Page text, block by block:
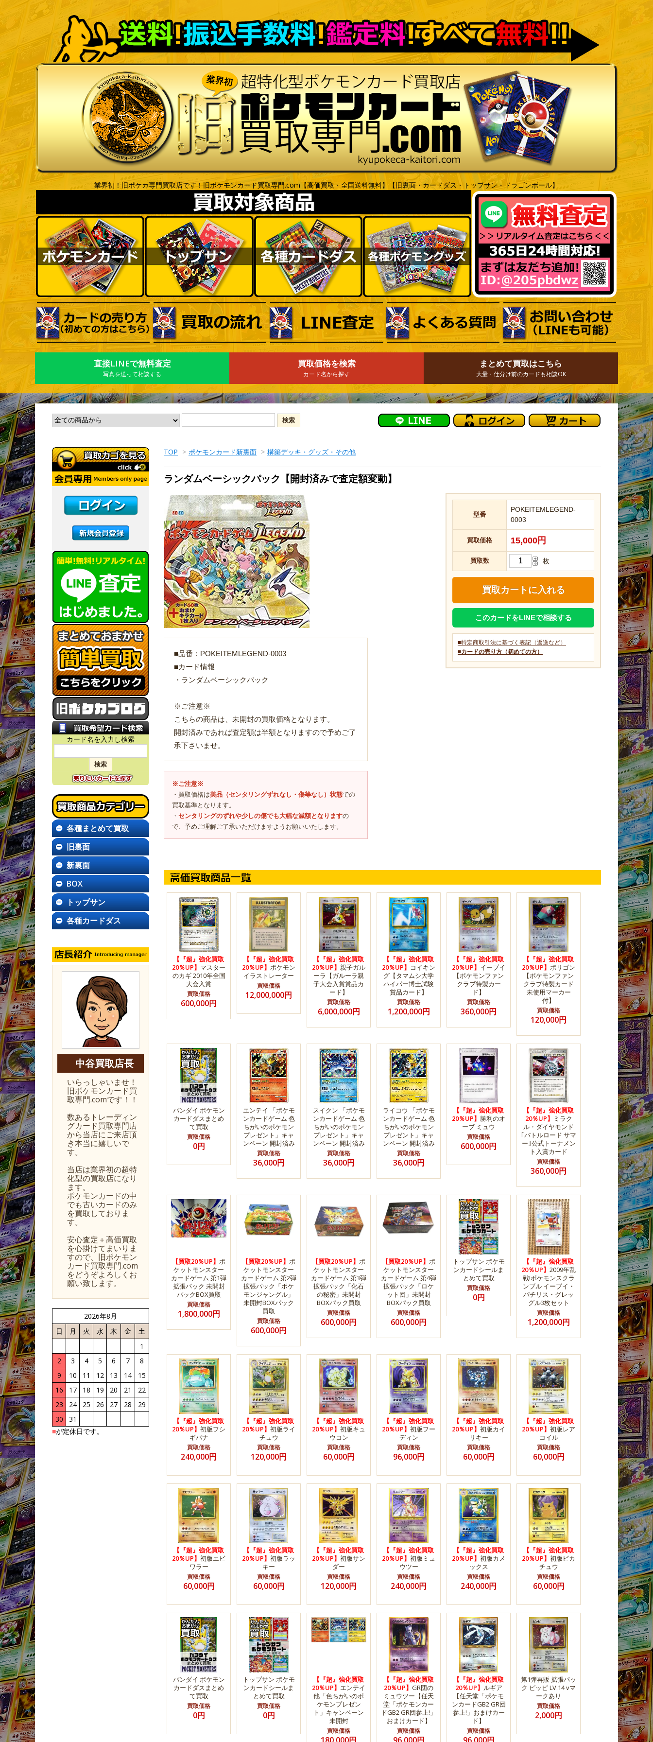
業界初！旧ポケカ専門買取店です！旧ポケモンカード買取専門.com【高価買取・全国送料無料】【旧裏面・カードダス・トップサン・ドラゴンボール】
直接LINEで無料査定
写真を送って相談する
買取価格を検索
カード名から探す
まとめて買取はこちら
大量・仕分け前のカードも相談OK
TOP > ポケモンカード新裏面 > 構築デッキ・グッズ・その他
ランダムベーシックパック【開封済みで査定額変動】
型番
POKEITEMLEGEND-
0003
買取価格 15,000円
買取数 枚
このカードをLINEで相談する
■特定商取引法に基づく表記（返送など）
■カードの売り方（初めての方）
■品番：POKEITEMLEGEND-0003
■カード情報
・ランダムベーシックパック
※ご注意※
こちらの商品は、未開封の買取価格となります。
開封済みであれば査定額は半額となりますので予めご了
承下さいませ。
※ご注意※
・買取価格は美品（センタリングずれなし・傷等なし）状態での
買取基準となります。
・ センタリングのずれや少しの傷でも大幅な減額となりますの
で、予めご理解ご了承いただけますようお願いいたします。
Loading...
【『超』強化買取
20％UP】 マスター
のカギ 2010年全国
大会入賞
買取価格
600,000円
【『超』強化買取
20％UP】 ポケモン
イラストレーター
買取価格
12,000,000円
【『超』強化買取
20％UP】 親子ガル
ーラ【ガルーラ親
子大会入賞賞品カ
ード】
買取価格
6,000,000円
【『超』強化買取
20％UP】 コイキン
グ【タマムシ大学
ハイパー博士試験
賞品カード】
買取価格
1,200,000円
【『超』強化買取
20％UP】 イーブイ
【ポケモンファン
クラブ特製カー
ド】
買取価格
360,000円
【『超』強化買取
20％UP】 ポリゴン
【ポケモンファン
クラブ特製カード
未使用マーカー
付】
買取価格
120,000円
バンダイ ポケモン
カードダスまとめ
て買取
買取価格
0円
エンテイ 「ポケモ
ンカードゲーム 色
ちがいのポケモン
プレゼント」キャ
ンペーン 開封済み
買取価格
36,000円
スイクン 「ポケモ
ンカードゲーム 色
ちがいのポケモン
プレゼント」キャ
ンペーン 開封済み
買取価格
36,000円
ライコウ 「ポケモ
ンカードゲーム 色
ちがいのポケモン
プレゼント」キャ
ンペーン 開封済み
買取価格
36,000円
【『超』強化買取
20％UP】 勝利のオ
ーブ ミュウ
買取価格
600,000円
【『超』強化買取
20％UP】 ミラク
ル・ダイヤモンド
｢バトルロード サマ
ー｣公式トーナメン
ト入賞カード
買取価格
360,000円
【買取20％UP】 ポ
ケットモンスター
カードゲーム 第1弾
拡張パック 未開封
パックBOX買取
買取価格
1,800,000円
【買取20％UP】 ポ
ケットモンスター
カードゲーム 第2弾
拡張パック「ポケ
モンジャングル」
未開封BOXパック
買取
買取価格
600,000円
【買取20％UP】 ポ
ケットモンスター
カードゲーム 第3弾
拡張パック「化石
の秘密」未開封
BOXパック買取
買取価格
600,000円
【買取20％UP】 ポ
ケットモンスター
カードゲーム 第4弾
拡張パック「ロケ
ット団」未開封
BOXパック買取
買取価格
600,000円
トップサン ポケモ
ンカードシールま
とめて買取
買取価格
0円
【『超』強化買取
20％UP】 2009年乱
戦!ポケモンスクラ
ンブル イーブイ・
パチリス・グレッ
グル3枚セット
買取価格
1,200,000円
【『超』強化買取
20％UP】 初版フシ
ギバナ
買取価格
240,000円
【『超』強化買取
20％UP】 初版ライ
チュウ
買取価格
120,000円
【『超』強化買取
20％UP】 初版キュ
ウコン
買取価格
60,000円
【『超』強化買取
20％UP】 初版フー
ディン
買取価格
96,000円
【『超』強化買取
20％UP】 初版カイ
リキー
買取価格
60,000円
【『超』強化買取
20％UP】 初版レア
コイル
買取価格
60,000円
【『超』強化買取
20％UP】 初版エビ
ワラー
買取価格
60,000円
【『超』強化買取
20％UP】 初版ラッ
キー
買取価格
60,000円
【『超』強化買取
20％UP】 初版サン
ダー
買取価格
120,000円
【『超』強化買取
20％UP】 初版ミュ
ウツー
買取価格
240,000円
【『超』強化買取
20％UP】 初版カメ
ックス
買取価格
240,000円
【『超』強化買取
20％UP】 初版ピカ
チュウ
買取価格
60,000円
バンダイ ポケモン
カードダスまとめ
て買取
買取価格
0円
トップサン ポケモ
ンカードシールま
とめて買取
買取価格
0円
【『超』強化買取
20％UP】 エンテイ
他「色ちがいのポ
ケモンプレゼン
ト」キャンペーン
未開封
買取価格
【『超』強化買取
20％UP】 GR団の
ミュウツー【任天
堂「ポケモンカー
ドGB2 GR団参上!」
おまけカード】
買取価格
【『超』強化買取
20％UP】 ルギア
【任天堂「ポケモ
ンカードGB2 GR団
参上!」おまけカー
ド】
買取価格
第1弾再販 拡張パッ
ク ピッピ LV.14 vマ
ークあり
買取価格
2,000円
カード名を入力し検索
各種まとめて買取
旧裏面
新裏面
BOX
トップサン
各種カードダス
中谷買取店長
いらっしゃいませ！
旧ポケモンカード買
取専門.comです！！
数あるトレーディン
グカード買取専門店
から当店にご来店頂
き本当に嬉しいで
す。
当店は業界初の超特
化型の買取店になり
ます。
ポケモンカードの中
でも古いカードのみ
を買取しておりま
す。
安心査定＋高価買取
を心掛けてまいりま
すので、旧ポケモン
カード買取専門.com
をどうぞよろしくお
願い致します。
2026年8月
日
月 火 水 木 金
土
1
2
3 4 5 6 7
8
9
10 11 12 13 14
15
16
17 18 19 20 21
22
23
24 25 26 27 28
29
30
31
■が定休日です。